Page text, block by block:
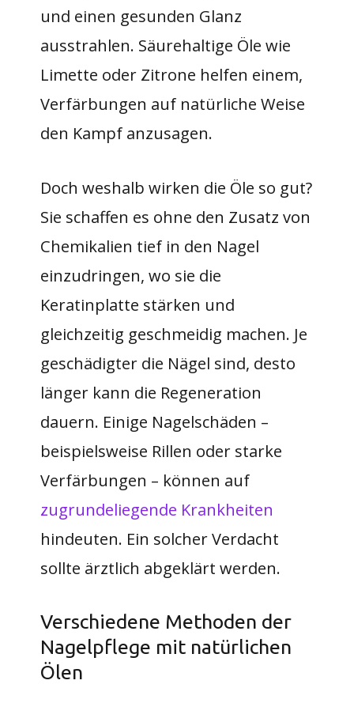
und einen gesunden Glanz
ausstrahlen. Säurehaltige Öle wie
Limette oder Zitrone helfen einem,
Verfärbungen auf natürliche Weise
den Kampf anzusagen.
Doch weshalb wirken die Öle so gut?
Sie schaffen es ohne den Zusatz von
Chemikalien tief in den Nagel
einzudringen, wo sie die
Keratinplatte stärken und
gleichzeitig geschmeidig machen. Je
geschädigter die Nägel sind, desto
länger kann die Regeneration
dauern. Einige Nagelschäden –
beispielsweise Rillen oder starke
Verfärbungen – können auf
zugrundeliegende Krankheiten
hindeuten. Ein solcher Verdacht
sollte ärztlich abgeklärt werden.
Verschiedene Methoden der
Nagelpflege mit natürlichen
Ölen